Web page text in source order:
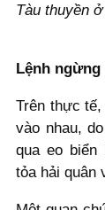
Tàu thuyền
Lệnh
Trên thực
vào nhau,
qua eo biển
tỏa hải quân